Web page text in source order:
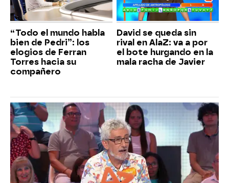
“Todo el mundo habla
bien de Pedri”: los
elogios de Ferran
Torres hacia su
compañero
David se queda sin
rival en AlaZ: va a por
el bote hurgando en la
mala racha de Javier